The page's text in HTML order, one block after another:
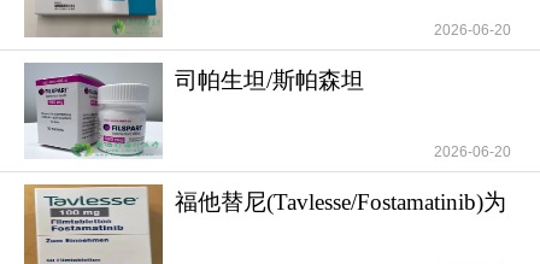
mcg/kg组为35.4%，120 mcg/kg组为30.1%，而安
慰剂组仅为13.2%。长期开放标签扩展研究PEDFIC
2进一步证实，在接受长达48周治疗的患者中，奥维
昔巴特可持续降低血清胆汁酸水平，并改善瘙痒评
估、生长发育及其他肝功能标志物。更值得关注的
是真实世界数据。一项发表于2024年的多中心前瞻
性真实世界研究纳入了24例不同PFIC亚型患儿，经
过6个月治疗后结果显示：血清胆汁酸水平从中位
2026-06-20
司帕生坦/斯帕森坦
2026-06-20
福他替尼(Tavlesse/Fostamatinib)为